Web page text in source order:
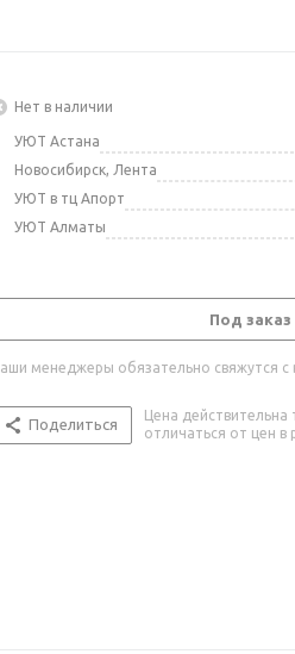
Нет в наличии
УЮТ Астана
Новосибирск, Лента
УЮТ в тц Апорт
УЮТ Алматы
Под заказ
менеджеры обязательно свяжутся с
Поделиться
Цена
отличаться от цен в